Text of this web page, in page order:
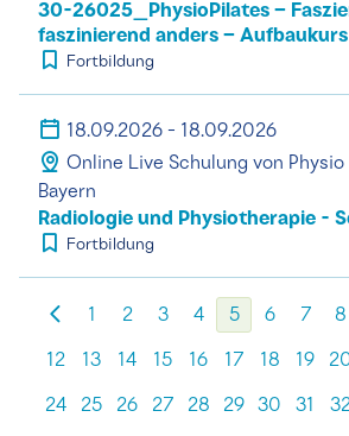
30-26025_PhysioPilates –
faszinierend anders – Aufbaukurs
Fortbildung
18.09.2026 - 18.09.2026
Online Live Schulung von
Bayern
Radiologie und Physiotherapie -
Fortbildung
1 2 3 4 5 6 7 8
12 13 14 15 16 17 18 19
24 25 26 27 28 29 30 31